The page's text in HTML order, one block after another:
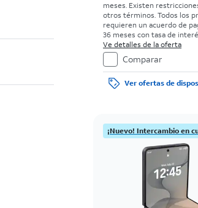
meses. Existen
otros términos. Todos los
requieren un acuerdo de
36 meses con tasa de
0%. Sin cargo inicial para
con buenos antecedentes.
el precio de venta normal
de la compra. Existen
Ve detalles de la oferta
Comparar
Ver ofertas de